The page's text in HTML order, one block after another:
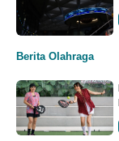
Berita Olahraga